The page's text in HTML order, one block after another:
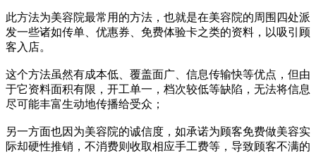
此方法为美容院最常用的方法，也就是在美容院的周围四处派
发一些诸如传单、优惠券、免费体验卡之类的资料，以吸引顾
客入店。
这个方法虽然有成本低、覆盖面广、信息传输快等优点，但由
于它资料面积有限，开工单一，档次较低等缺陷，无法将信息
尽可能丰富生动地传播给受众；
另一方面也因为美容院的诚信度，如承诺为顾客免费做美容实
际却硬性推销，不消费则收取相应手工费等，导致顾客不满的